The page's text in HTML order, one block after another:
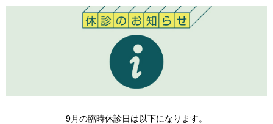
9月の臨時休診日は以下になります。